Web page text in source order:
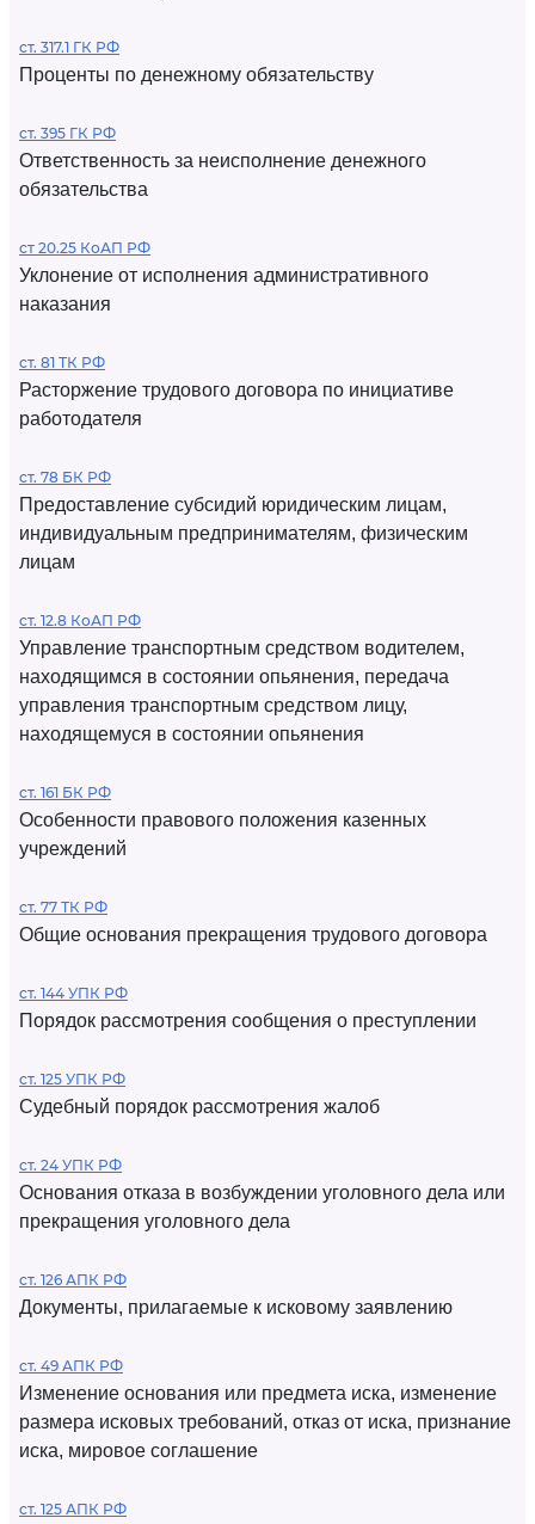
ст. 317.1 ГК РФ
Проценты по денежному обязательству
ст. 395 ГК РФ
Ответственность за неисполнение денежного
обязательства
ст 20.25 КоАП РФ
Уклонение от исполнения административного
наказания
ст. 81 ТК РФ
Расторжение трудового договора по инициативе
работодателя
ст. 78 БК РФ
Предоставление субсидий юридическим лицам,
индивидуальным предпринимателям, физическим
лицам
ст. 12.8 КоАП РФ
Управление транспортным средством водителем,
находящимся в состоянии опьянения, передача
управления транспортным средством лицу,
находящемуся в состоянии опьянения
ст. 161 БК РФ
Особенности правового положения казенных
учреждений
ст. 77 ТК РФ
Общие основания прекращения трудового договора
ст. 144 УПК РФ
Порядок рассмотрения сообщения о преступлении
ст. 125 УПК РФ
Судебный порядок рассмотрения жалоб
ст. 24 УПК РФ
Основания отказа в возбуждении уголовного дела или
прекращения уголовного дела
ст. 126 АПК РФ
Документы, прилагаемые к исковому заявлению
ст. 49 АПК РФ
Изменение основания или предмета иска, изменение
размера исковых требований, отказ от иска, признание
иска, мировое соглашение
ст. 125 АПК РФ